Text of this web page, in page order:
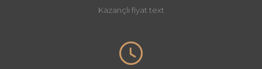
Gönder
Kazançlı fiyat text